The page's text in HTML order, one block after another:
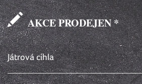
AKCE PRODEJEN *
Játrová cihla